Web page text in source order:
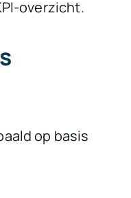
overzicht.
op basis